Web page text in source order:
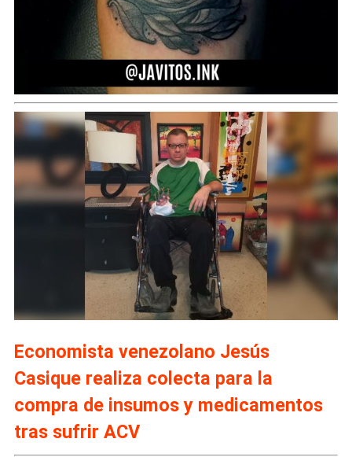
Economista venezolano Jesús
Casique realiza colecta para la
compra de insumos y medicamentos
tras sufrir ACV